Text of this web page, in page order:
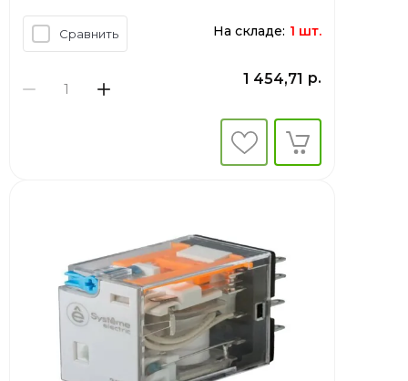
Сравнить На складе: 1 шт.
1 454,71 р.